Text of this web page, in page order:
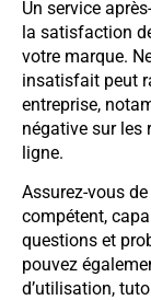
Un service
la satisfaction
votre marque.
insatisfait peut
entreprise,
négative sur les
ligne.
Assurez-vous
compétent,
questions et
pouvez
d’utilisation,